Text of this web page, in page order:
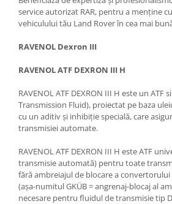
service autorizat RAR, pentru a menține
vehiculului tău Land Rover în cea mai
RAVENOL Dexron III
RAVENOL ATF DEXRON III H
RAVENOL ATF DEXRON III H este un
Transmission Fluid), proiectat pe baza
cu un aditiv și inhibiție specială, care
transmisiei automate.
RAVENOL ATF DEXRON III H este ATF
transmisie automată) pentru toate
fără ambreiajul de blocare a
(așa-numitul GKÜB = angrenaj-blocaj al
necesare pentru fluidul de transmisie tip